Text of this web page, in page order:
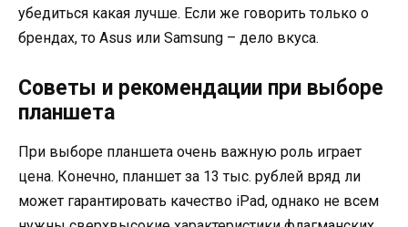
убедиться какая лучше. Если же говорить только о
брендах, то Asus или Samsung – дело вкуса.
Советы и рекомендации при выборе
планшета
При выборе планшета очень важную роль играет
цена. Конечно, планшет за 13 тыс. рублей вряд ли
может гарантировать качество iPad, однако не всем